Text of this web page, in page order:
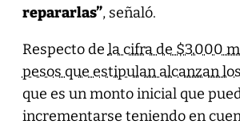
repararlas”, señaló.
Respecto de la cifra de $3.000
pesos que estipulan alcanzan
que es un monto inicial que
incrementarse teniendo en